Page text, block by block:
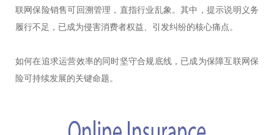
联网保险销售可回溯管理，直指行业乱象。其中，提示说明义务
履行不足，已成为侵害消费者权益、引发纠纷的核心痛点。
如何在追求运营效率的同时坚守合规底线，已成为保障互联网保
险可持续发展的关键命题。